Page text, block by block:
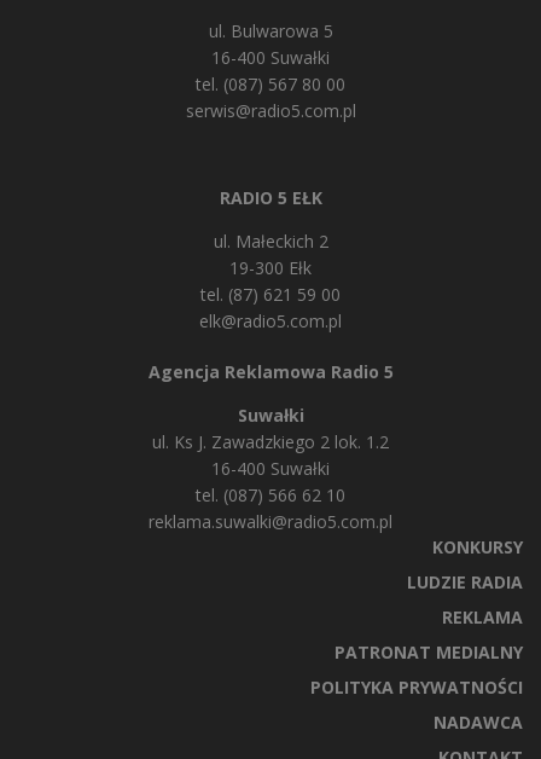
ul. Bulwarowa 5
16-400 Suwałki
tel. (087) 567 80 00
serwis@radio5.com.pl
RADIO 5 EŁK
ul. Małeckich 2
19-300 Ełk
tel. (87) 621 59 00
elk@radio5.com.pl
Agencja Reklamowa Radio 5
Suwałki
ul. Ks J. Zawadzkiego 2 lok. 1.2
16-400 Suwałki
tel. (087) 566 62 10
reklama.suwalki@radio5.com.pl
KONKURSY
LUDZIE RADIA
REKLAMA
PATRONAT MEDIALNY
POLITYKA PRYWATNOŚCI
NADAWCA